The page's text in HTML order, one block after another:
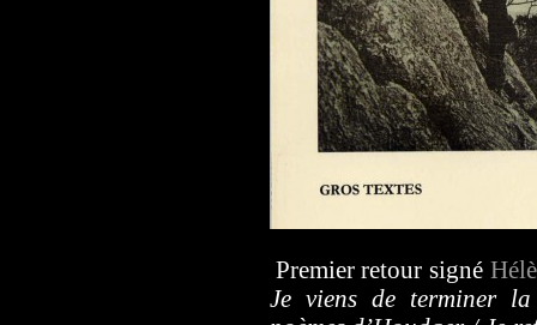
Premier retour signé
Je viens de terminer